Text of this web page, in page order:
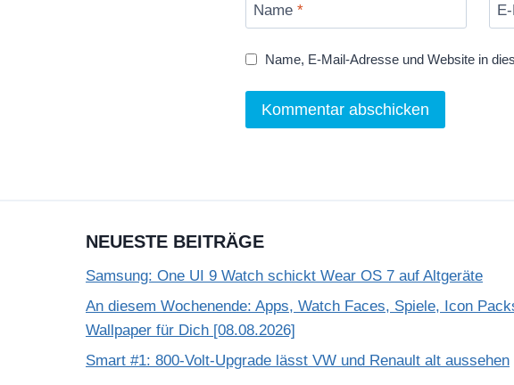
Name *
Name, E-Mail-Adresse und Website in
NEUESTE BEITRÄGE
Samsung: One UI 9 Watch schickt Wear OS 7 auf Altgeräte
An diesem Wochenende: Apps, Watch Faces, Spiele, Icon
Wallpaper für Dich [08.08.2026]
Smart #1: 800-Volt-Upgrade lässt VW und Renault alt aussehen